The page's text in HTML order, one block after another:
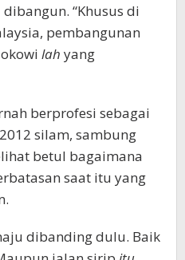
“Khusus di
pembangunan
lah yang
berprofesi sebagai
silam, sambung
betul bagaimana
saat itu yang
dibanding dulu. Baik